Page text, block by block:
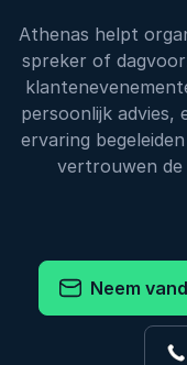
Athenas helpt
spreker of
persoonlijk advies,
ervaring
vertrouwen
Neem